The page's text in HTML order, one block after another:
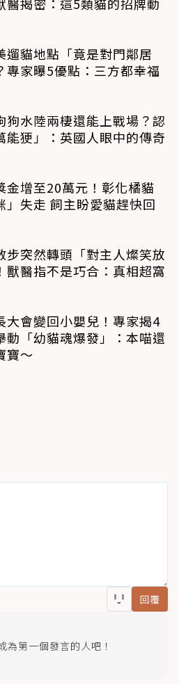
遛貓地點「竟是對門鄰居
專家曝5優點：三方都幸福
狗水陸兩棲還能上戰場？認
能㹴」：英國人眼中的傳奇
金增至20萬元！彰化橘貓
」失走 飼主盼愛貓趕快回
步突然轉頭「對主人燦笑放
獸醫指不是巧合：真相超窩
大會變回小嬰兒！專家揭4
動「幼貓魂爆發」：本喵還
寶～
回覆
為第一個發言的人吧！